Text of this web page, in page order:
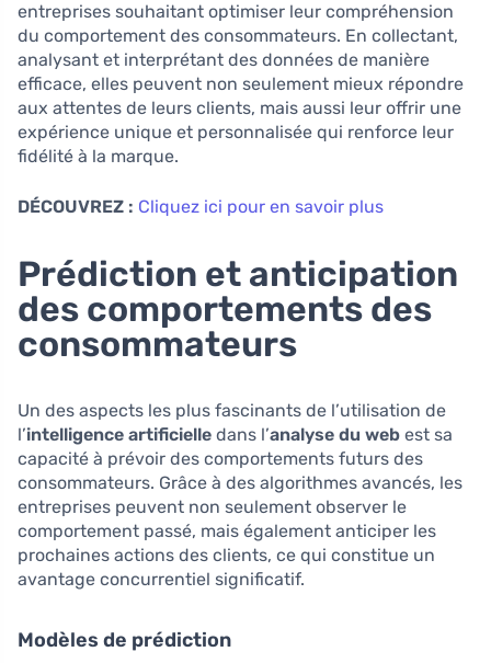
entreprises souhaitant optimiser leur compréhension
du comportement des consommateurs. En collectant,
analysant et interprétant des données de manière
efficace, elles peuvent non seulement mieux répondre
aux attentes de leurs clients, mais aussi leur offrir une
expérience unique et personnalisée qui renforce leur
fidélité à la marque.
DÉCOUVREZ : Cliquez ici pour en savoir plus
Prédiction et anticipation
des comportements des
consommateurs
Un des aspects les plus fascinants de l’utilisation de
l’intelligence artificielle dans l’analyse du web est sa
capacité à prévoir des comportements futurs des
consommateurs. Grâce à des algorithmes avancés, les
entreprises peuvent non seulement observer le
comportement passé, mais également anticiper les
prochaines actions des clients, ce qui constitue un
avantage concurrentiel significatif.
Modèles de prédiction